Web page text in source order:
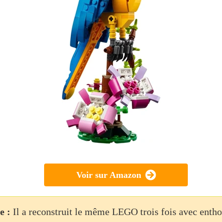
Voir sur Amazon
: Il a reconstruit le même LEGO trois fois avec